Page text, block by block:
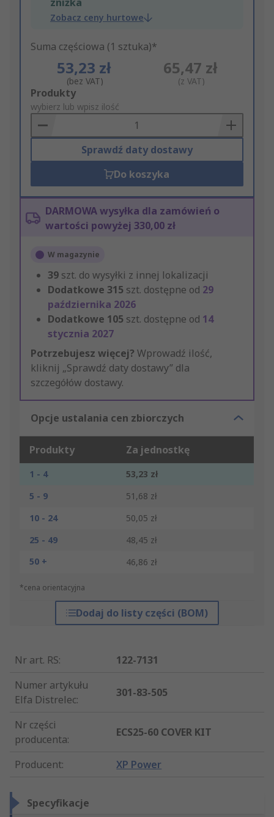
zniżka
Zobacz ceny hurtowe
Suma częściowa (1 sztuka)*
53,23 zł
(bez VAT)
65,47 zł
(z VAT)
Add
to
Basket
Produkty
wybierz lub wpisz ilość
Sprawdź daty dostawy
Do koszyka
DARMOWA wysyłka dla zamówień o
wartości powyżej 330,00 zł
W magazynie
39 szt. do wysyłki z innej lokalizacji
Dodatkowe 315 szt. dostępne od 29
października 2026
Dodatkowe 105 szt. dostępne od 14
stycznia 2027
Potrzebujesz więcej? Wprowadź ilość,
kliknij „Sprawdź daty dostawy” dla
szczegółów dostawy.
Opcje ustalania cen zbiorczych
Produkty Za jednostkę
1 - 4
53,23 zł
5 - 9
51,68 zł
10 - 24
50,05 zł
25 - 49
48,45 zł
50 +
46,86 zł
*cena orientacyjna
Dodaj do listy części (BOM)
Nr art. RS:
122-7131
Numer artykułu
Elfa Distrelec:
301-83-505
Nr części
producenta:
ECS25-60 COVER KIT
Producent: XP Power
Specyfikacje